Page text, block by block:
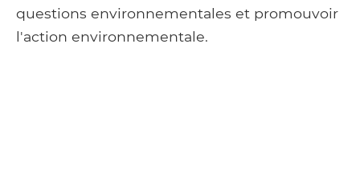
questions environnementales et promouvoir
l'action environnementale.